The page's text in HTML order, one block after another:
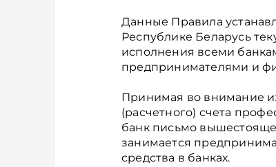
Данные Правила
Республике Беларусь
исполнения всеми
предпринимателями и
Принимая во внимание
(расчетного) счета
банк письмо
занимается
средства в банках.